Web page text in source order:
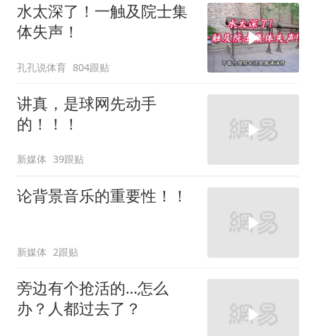
水太深了！一触及院士集
体失声！
孔孔说体育 804跟贴
讲真，是球网先动手
的！！！
新媒体 39跟贴
论背景音乐的重要性！！
新媒体 2跟贴
旁边有个抢活的…怎么
办？人都过去了？